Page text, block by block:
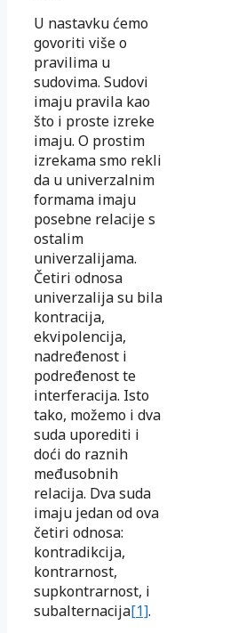
U nastavku ćemo
govoriti više o
pravilima u
sudovima. Sudovi
imaju pravila kao
što i proste izreke
imaju. O prostim
izrekama smo rekli
da u univerzalnim
formama imaju
posebne relacije s
ostalim
univerzalijama.
Četiri odnosa
univerzalija su bila
kontracija,
ekvipolencija,
nadređenost i
podređenost te
interferacija. Isto
tako, možemo i dva
suda uporediti i
doći do raznih
međusobnih
relacija. Dva suda
imaju jedan od ova
četiri odnosa:
kontradikcija,
kontrarnost,
supkontrarnost, i
subalternacija[1].